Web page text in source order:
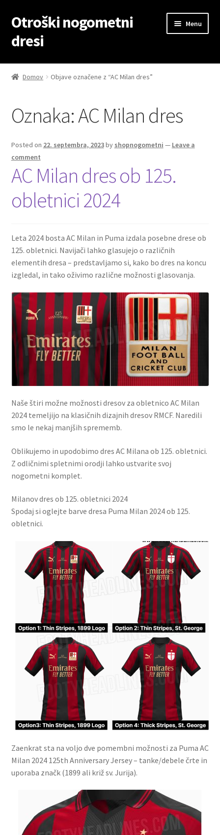
Skip
to
navigation
Skip
to
content
Otroški nogometni
dresi
Menu
Domov
Kontaktiraj nas
Košarica
Moj račun
Trgovina
Domov Objave označene z “AC Milan dres”
Oznaka:AC Milan dres
Posted on 22. septembra, 2023by shopnogometni — Leave a
comment
AC Milan dres ob 125.
obletnici 2024
Leta 2024 bosta AC Milan in Puma izdala posebne drese ob
125. obletnici. Navijači lahko glasujejo o različnih
elementih dresa – predstavljamo si, kako bo dres na koncu
izgledal, in tako oživimo različne možnosti glasovanja.
Naše štiri možne možnosti dresov za obletnico AC Milan
2024 temeljijo na klasičnih dizajnih dresov RMCF. Naredili
smo le nekaj manjših sprememb.
Oblikujemo in upodobimo dres AC Milana ob 125. obletnici.
Z odličnimi spletnimi orodji lahko ustvarite svoj
nogometni komplet.
Milanov dres ob 125. obletnici 2024
Spodaj si oglejte barve dresa Puma Milan 2024 ob 125.
obletnici.
Zaenkrat sta na voljo dve pomembni možnosti za Puma AC
Milan 2024 125th Anniversary Jersey – tanke/debele črte in
uporaba značk (1899 ali križ sv. Jurija).